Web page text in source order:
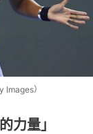
）
力量」